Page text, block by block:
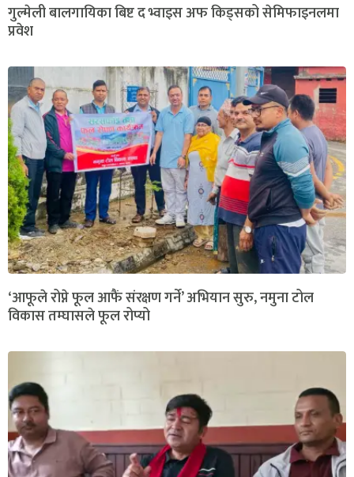
गुल्मेली बालगायिका बिष्ट द भ्वाइस अफ किड्सको सेमिफाइनलमा
प्रवेश
‘आफूले रोप्ने फूल आफैं संरक्षण गर्ने’ अभियान सुरु, नमुना टोल
विकास तम्घासले फूल रोप्यो